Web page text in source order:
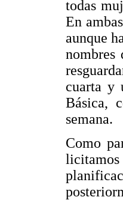
todas
En
aunque
nombres
cuarta y
Básica,
semana.
Como